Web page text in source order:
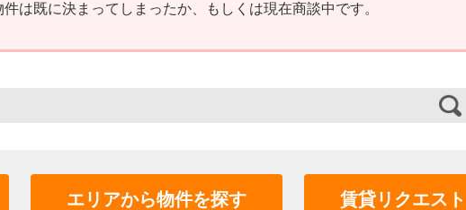
件は既に決まってしまったか、もしくは現在商談中です。
エリアから物件を探す 賃貸リクエスト